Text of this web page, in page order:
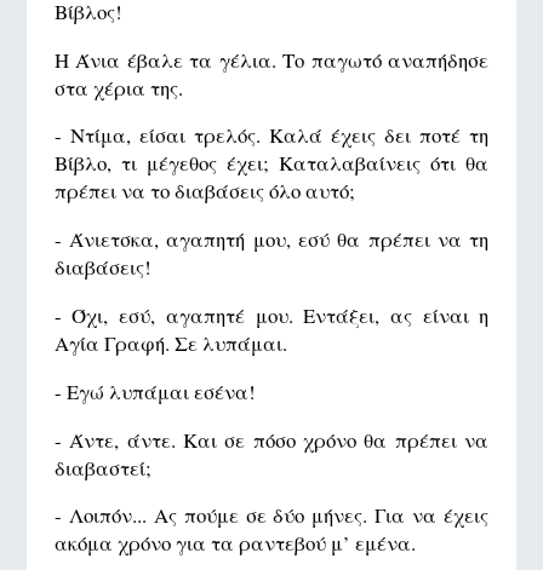
Βίβλος!
Η Άνια έβαλε τα γέλια. Το παγωτό αναπήδησε
στα χέρια της.
- Ντίμα, είσαι τρελός. Καλά έχεις δει ποτέ τη
Βίβλο, τι μέγεθος έχει; Καταλαβαίνεις ότι θα
πρέπει να το διαβάσεις όλο αυτό;
- Άνιετσκα, αγαπητή μου, εσύ θα πρέπει να τη
διαβάσεις!
- Όχι, εσύ, αγαπητέ μου. Εντάξει, ας είναι η
Αγία Γραφή. Σε λυπάμαι.
- Εγώ λυπάμαι εσένα!
- Άντε, άντε. Και σε πόσο χρόνο θα πρέπει να
διαβαστεί;
- Λοιπόν... Ας πούμε σε δύο μήνες. Για να έχεις
ακόμα χρόνο για τα ραντεβού μ’ εμένα.